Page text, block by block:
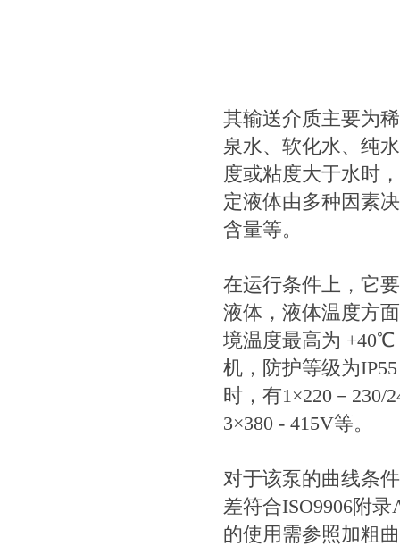
其输送介质主要为
泉水、软化水、纯
度或粘度大于水时
定液体由多种因素
含量等。
在运行条件上，它
液体，液体温度方
境温度最高为 +40℃
机，防护等级为
时，有1×220－230/
3×380 - 415V等。
对于该泵的曲线条
差符合ISO9906附
的使用需参照加粗